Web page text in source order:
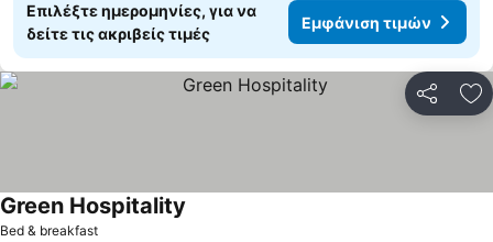
Επιλέξτε ημερομηνίες, για να
δείτε τις ακριβείς τιμές
Εμφάνιση τιμών
Bed & breakfast
Green Hospitality